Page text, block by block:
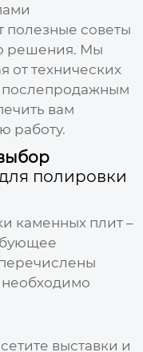
полезные советы
решения. Мы
от технических
послепродажным
вам
работу.
полировки
каменных плит –
выставки и